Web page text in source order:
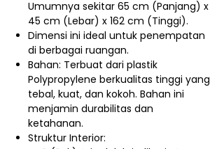
Umumnya sekitar 65 cm (Panjang) x
45 cm (Lebar) x 162 cm (Tinggi).
Dimensi ini ideal untuk penempatan
di berbagai ruangan.
Bahan: Terbuat dari plastik
Polypropylene berkualitas tinggi yang
tebal, kuat, dan kokoh. Bahan ini
menjamin durabilitas dan
ketahanan.
Struktur Interior: